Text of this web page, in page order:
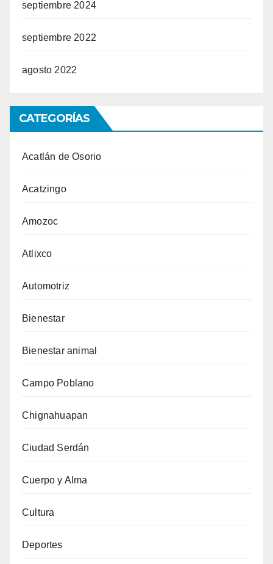
septiembre 2024
septiembre 2022
agosto 2022
CATEGORÍAS
Acatlán de Osorio
Acatzingo
Amozoc
Atlixco
Automotriz
Bienestar
Bienestar animal
Campo Poblano
Chignahuapan
Ciudad Serdán
Cuerpo y Alma
Cultura
Deportes